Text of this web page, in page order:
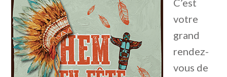
C’est
votre
grand
rendez-
vous de